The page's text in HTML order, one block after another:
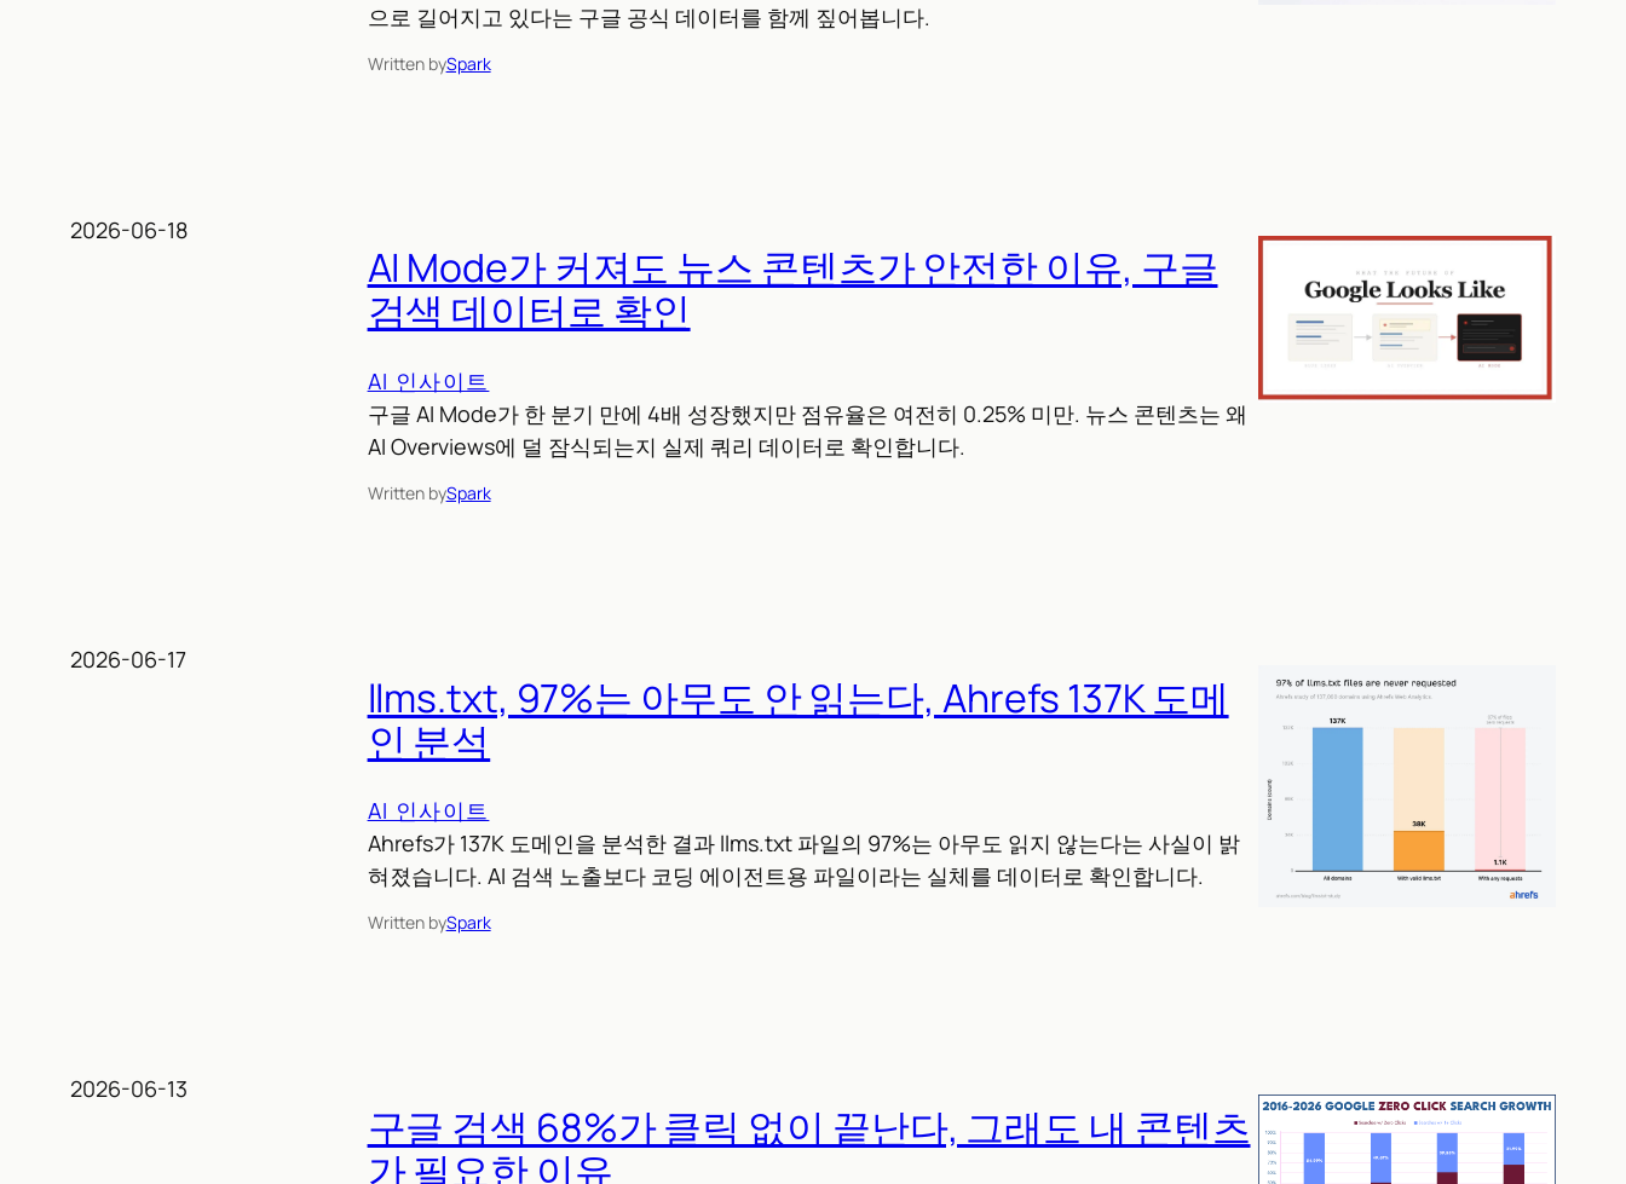
으로 길어지고 있다는 구글 공식 데이터를 함께 짚어봅니다.
Written bySpark
2026-06-18
AI Mode가 커져도 뉴스 콘텐츠가 안전한 이유, 구글
검색 데이터로 확인
AI 인사이트
구글 AI Mode가 한 분기 만에 4배 성장했지만 점유율은 여전히 0.25% 미만. 뉴스 콘텐츠는 왜
AI Overviews에 덜 잠식되는지 실제 쿼리 데이터로 확인합니다.
Written bySpark
2026-06-17
llms.txt, 97%는 아무도 안 읽는다, Ahrefs 137K 도메
인 분석
AI 인사이트
Ahrefs가 137K 도메인을 분석한 결과 llms.txt 파일의 97%는 아무도 읽지 않는다는 사실이 밝
혀졌습니다. AI 검색 노출보다 코딩 에이전트용 파일이라는 실체를 데이터로 확인합니다.
Written bySpark
2026-06-13
구글 검색 68%가 클릭 없이 끝난다, 그래도 내 콘텐츠
가 필요한 이유